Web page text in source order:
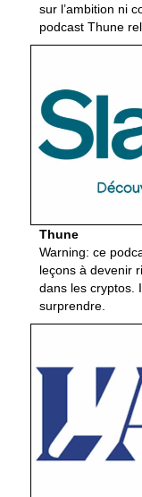
sur l’ambition ni
podcast Thune
Thune
Warning: ce
leçons à devenir
dans les cryptos.
surprendre.